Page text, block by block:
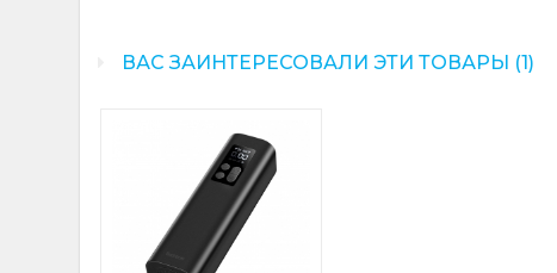
ВАС ЗАИНТЕРЕСОВАЛИ ЭТИ ТОВАРЫ (1)